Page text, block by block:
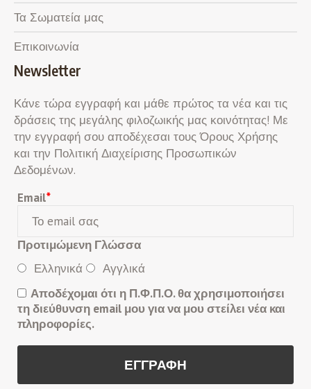
Τα Σωματεία μας
Επικοινωνία
Newsletter
Κάνε τώρα εγγραφή και μάθε πρώτος τα νέα και τις
δράσεις της μεγάλης φιλοζωικής μας κοινότητας! Με
την εγγραφή σου αποδέχεσαι τους Όρους Χρήσης
και την Πολιτική Διαχείρισης Προσωπικών
Δεδομένων.
Email*
Προτιμώμενη Γλώσσα
Ελληνικά
Αγγλικά
Αποδέχομαι ότι η Π.Φ.Π.Ο. θα χρησιμοποιήσει
τη διεύθυνση email μου για να μου στείλει νέα και
πληροφορίες.